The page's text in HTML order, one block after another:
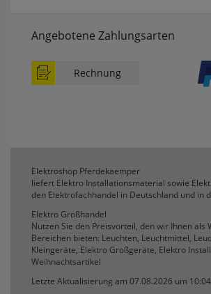
Angebotene Zahlungsarten
Rechnung
Elektroshop Pferdekaemper
liefert Elektro Installationsmaterial sowie
den Elektrofachhandel in Deutschland und in
Elektro Großhandel
Nutzen Sie den Preisvorteil, den wir Ihnen
Bereichen bieten: Leuchten, Leuchtmittel,
Kleingeräte, Elektro Großgeräte, Elektro
Weihnachtsartikel
Letzte Aktualisierung am 07.08.2026 um 10:04